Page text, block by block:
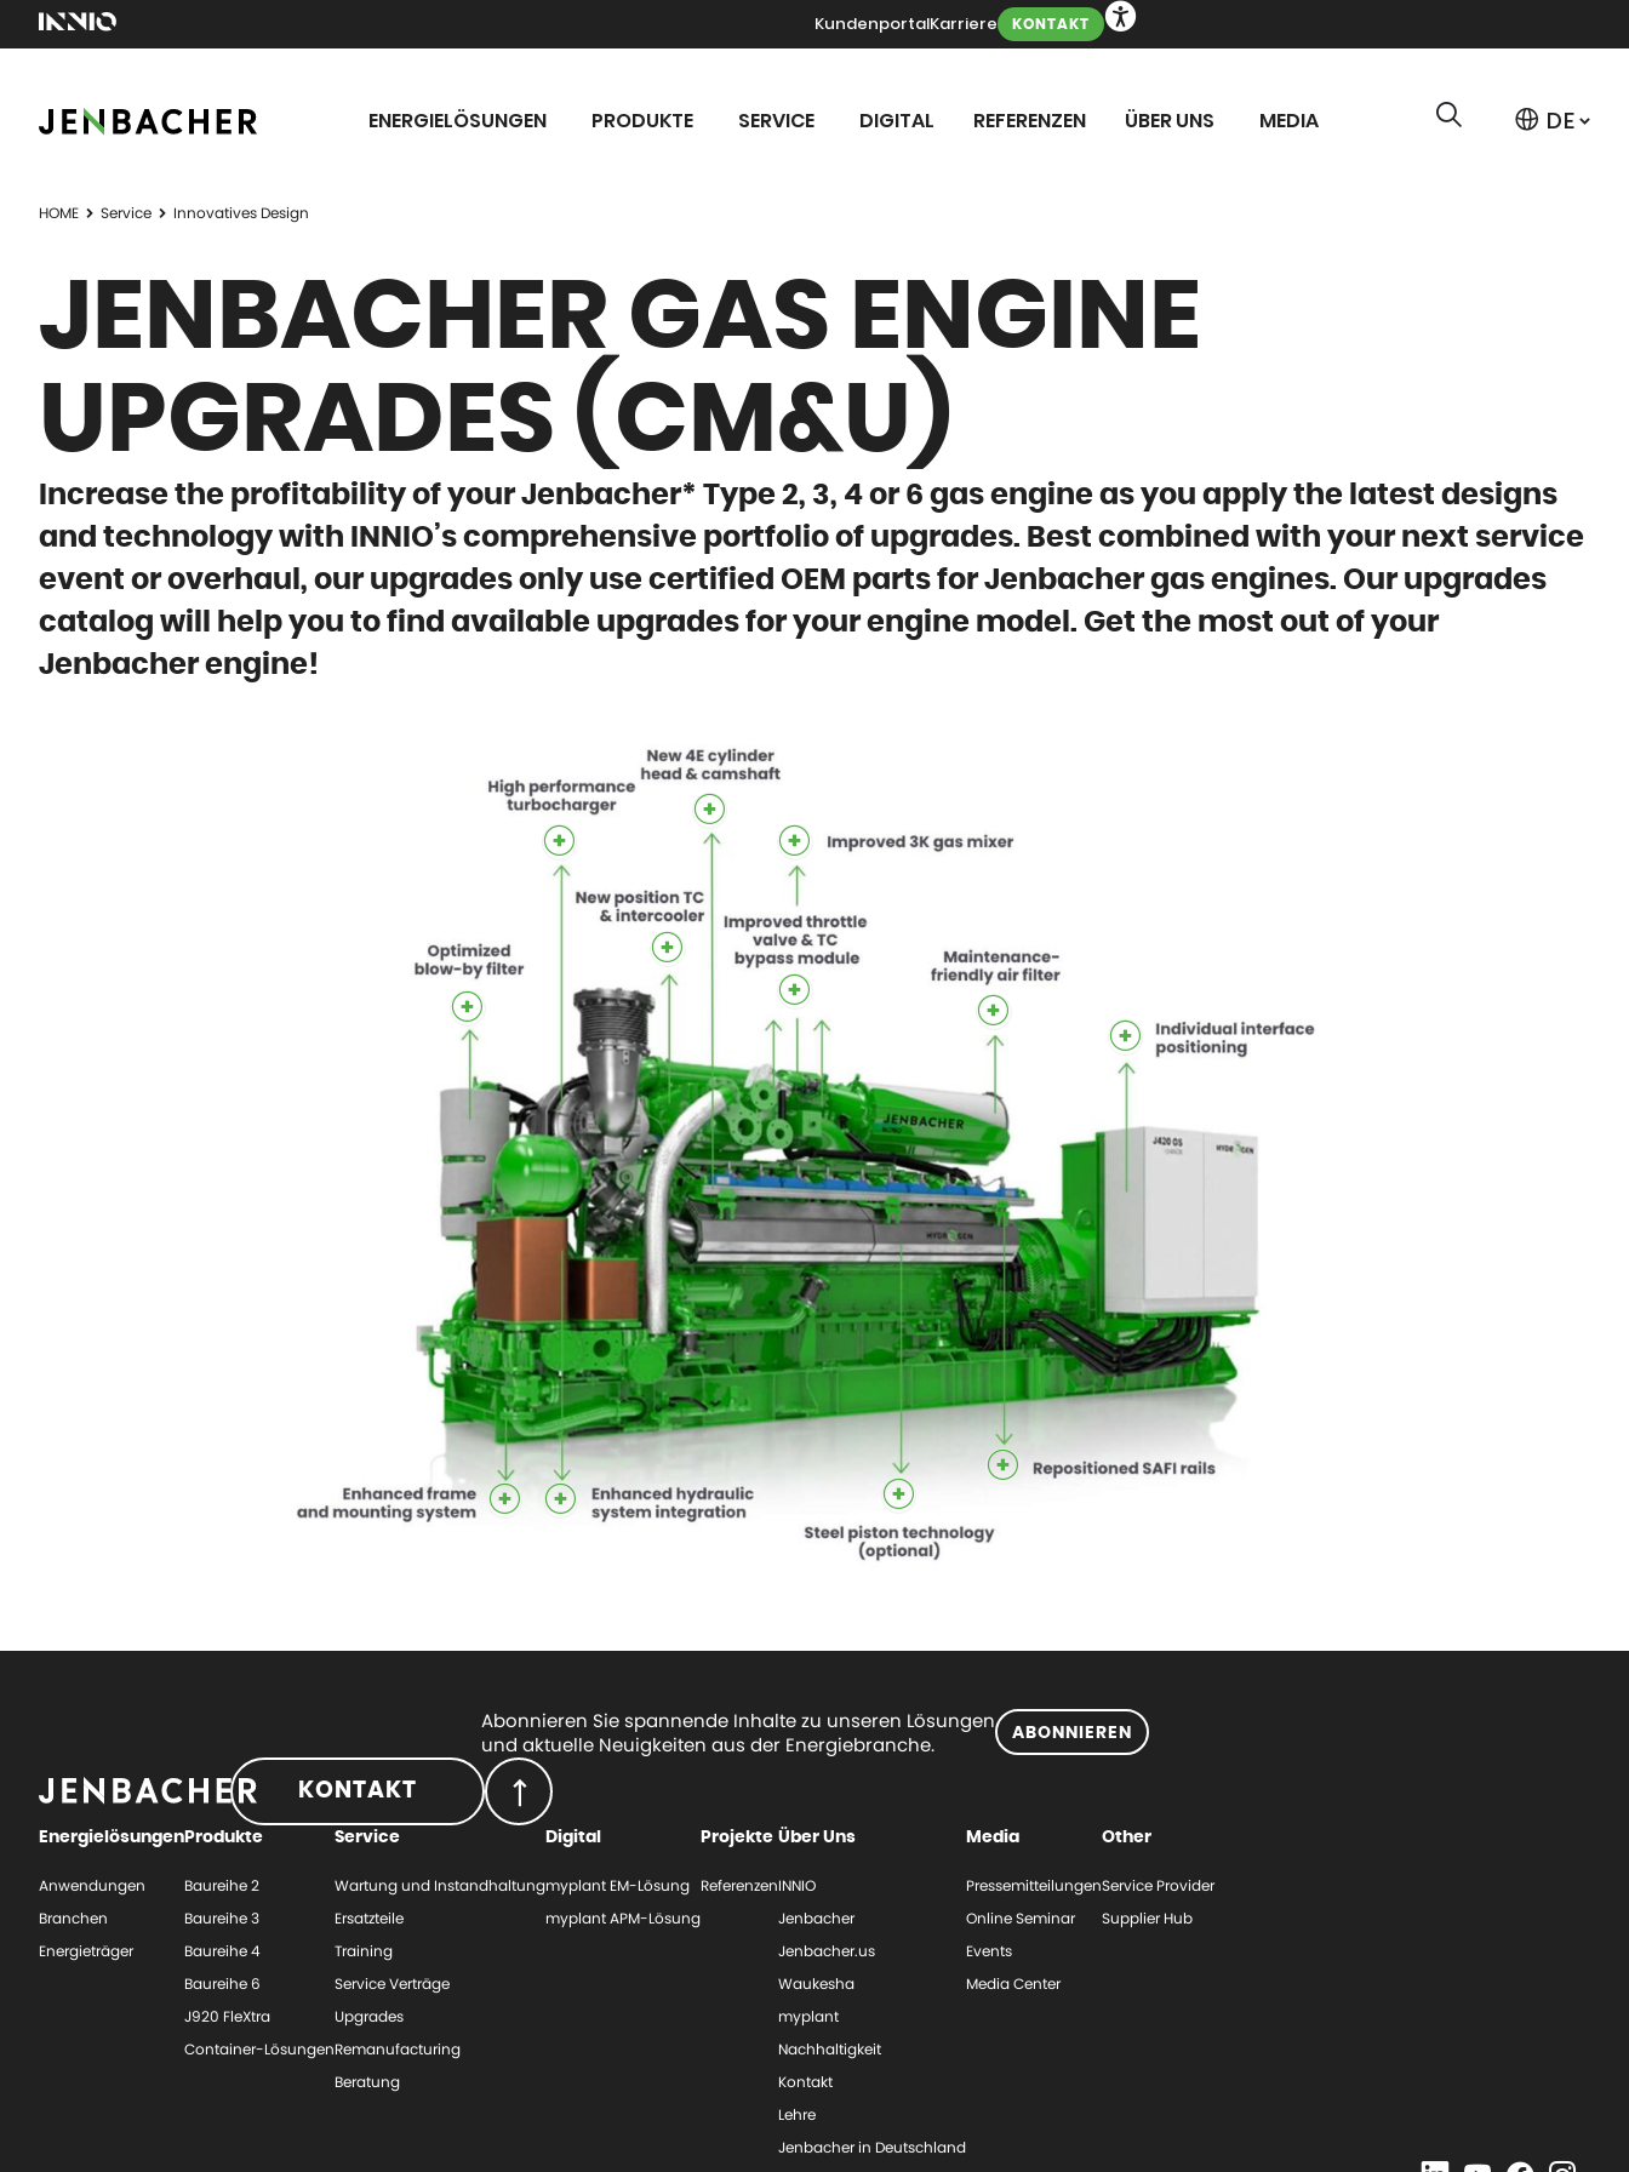
KundenportalKarriere KONTAKT
ENERGIELÖSUNGEN PRODUKTE SERVICE DIGITAL REFERENZEN ÜBER UNS MEDIA
HOME Service Innovatives Design
JENBACHER GAS ENGINE
UPGRADES (CM&U)
Increase the profitability of your Jenbacher* Type 2, 3, 4 or 6 gas engine as you apply the latest designs
and technology with INNIO’s comprehensive portfolio of upgrades. Best combined with your next service
event or overhaul, our upgrades only use certified OEM parts for Jenbacher gas engines. Our upgrades
catalog will help you to find available upgrades for your engine model. Get the most out of your
Jenbacher engine!
Abonnieren Sie spannende Inhalte zu unseren Lösungen
und aktuelle Neuigkeiten aus der Energiebranche.
ABONNIEREN
KONTAKT
Energielösungen
Anwendungen
Branchen
Energieträger
Produkte
Baureihe 2
Baureihe 3
Baureihe 4
Baureihe 6
J920 FleXtra
Container-Lösungen
Service
Wartung und Instandhaltung
Ersatzteile
Training
Service Verträge
Upgrades
Remanufacturing
Beratung
Digital
myplant EM-Lösung
myplant APM-Lösung
Projekte
Referenzen
Über Uns
INNIO
Jenbacher
Jenbacher.us
Waukesha
myplant
Nachhaltigkeit
Kontakt
Lehre
Jenbacher in Deutschland
Media
Pressemitteilungen
Online Seminar
Events
Media Center
Other
Service Provider
Supplier Hub